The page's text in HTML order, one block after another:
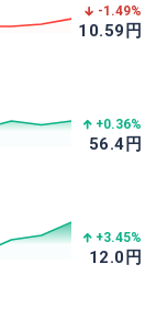
-1.49%
10.59 円
+0.36%
56.4 円
+3.45%
12.0 円